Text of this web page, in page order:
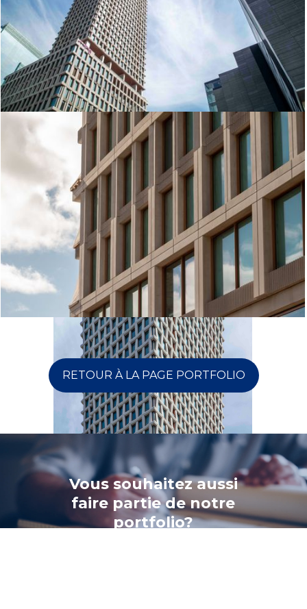
RETOUR À LA PAGE PORTFOLIO
Vous souhaitez aussi
faire partie de notre
portfolio?